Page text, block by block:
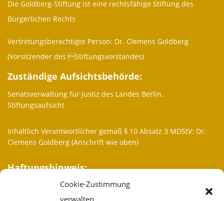
Cookie-Zustimmung
verwalten
Die Goldberg-Stiftung ist eine rechtsfähige Stiftung des
Bürgerlichen Rechts
Vertretungsberechtigte Person: Dr. Clemens Goldberg
(Vorsitzender des Stiftungsvorstandes)
Zuständige Aufsichtsbehörde:
Senatsverwaltung für Justiz des Landes Berlin,
Stiftungsaufsicht
Inhaltlich Verantwortlicher gemäß § 10 Absatz 3 MDStV: Dr.
Clemens Goldberg (Anschrift wie oben)
Haftungshinweis:
Trotz sorgfältiger inhaltlicher Kontrolle übernehmen wir keine
Haftung für die Inhalte externer Links. Für den Inhalt der